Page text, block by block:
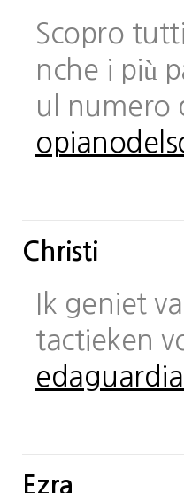
Scopro
nche i più
ul numero
Christi
Ik geniet
tactieken
Ezra